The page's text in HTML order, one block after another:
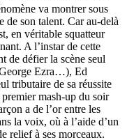
va montrer sous
de son talent. Car au-delà
en véritable squatteur
A l’instar de cette
de défier la scène seul
Ezra…), Ed
tributaire de sa réussite
premier mash-up du soir
a de l’or entre les
la voix, où à l’aide d’un
relief à ses morceaux.